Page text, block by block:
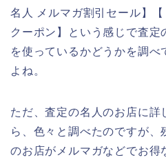
名人 メルマガ割引セール】【
クーポン】という感じで査
を使っているかどうかを調べ
よね。
ただ、査定の名人のお店に詳
ら、色々と調べたのですが、
のお店がメルマガなどでお得